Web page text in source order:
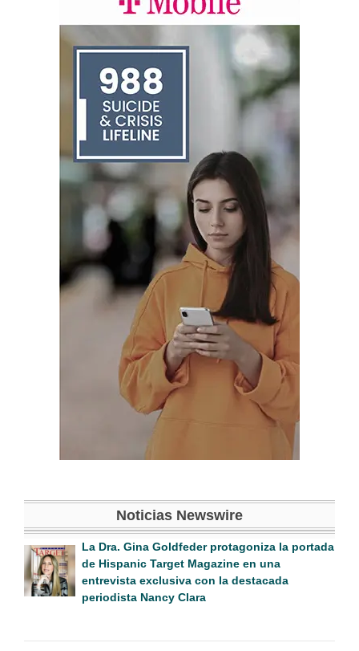
Noticias Newswire
La Dra. Gina Goldfeder protagoniza la portada
de Hispanic Target Magazine en una
entrevista exclusiva con la destacada
periodista Nancy Clara